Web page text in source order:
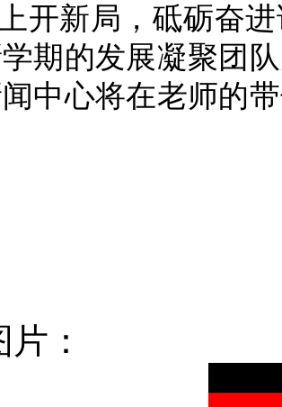
开新局，砥砺奋
期的发展凝聚团
中心将在老师的
：